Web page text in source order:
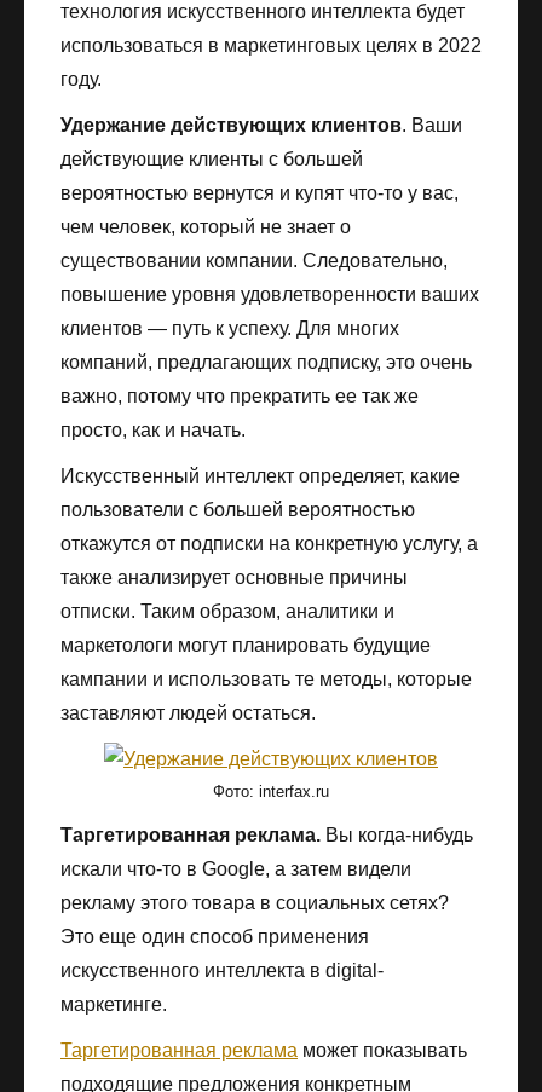
технология искусственного интеллекта будет
использоваться в маркетинговых целях в 2022
году.
Удержание действующих клиентов. Ваши
действующие клиенты с большей
вероятностью вернутся и купят что-то у вас,
чем человек, который не знает о
существовании компании. Следовательно,
повышение уровня удовлетворенности ваших
клиентов — путь к успеху. Для многих
компаний, предлагающих подписку, это очень
важно, потому что прекратить ее так же
просто, как и начать.
Искусственный интеллект определяет, какие
пользователи с большей вероятностью
откажутся от подписки на конкретную услугу, а
также анализирует основные причины
отписки. Таким образом, аналитики и
маркетологи могут планировать будущие
кампании и использовать те методы, которые
заставляют людей остаться.
Фото: interfax.ru
Таргетированная реклама. Вы когда-нибудь
искали что-то в Google, а затем видели
рекламу этого товара в социальных сетях?
Это еще один способ применения
искусственного интеллекта в digital-
маркетинге.
Таргетированная реклама может показывать
подходящие предложения конкретным